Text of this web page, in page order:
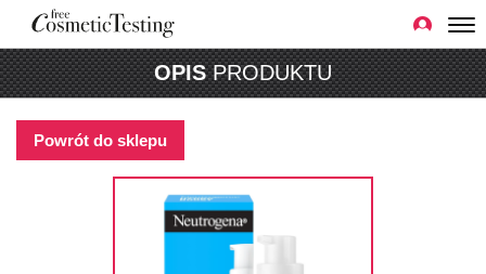
OPISPRODUKTU
Powrót do sklepu